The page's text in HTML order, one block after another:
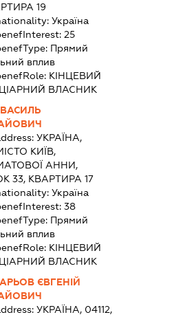
19
Україна
25
Прямий
вплив
КІНЦЕВИЙ
ВЛАСНИК
УКРАЇНА,
КИЇВ,
АННИ,
33, КВАРТИРА 17
Україна
38
Прямий
вплив
КІНЦЕВИЙ
ВЛАСНИК
ЄВГЕНІЙ
УКРАЇНА, 04112,